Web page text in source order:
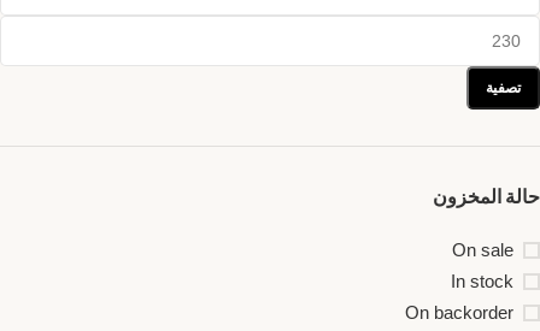
تصفية
حالة المخزون
On sale
In stock
On backorder